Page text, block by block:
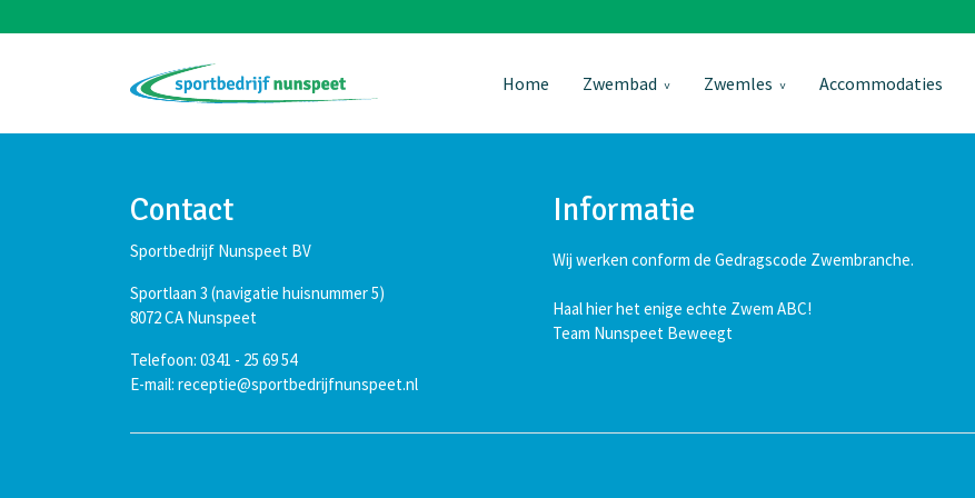
Home Zwembad Zwemles Accommodaties
Contact
Sportbedrijf Nunspeet BV
Sportlaan 3 (navigatie huisnummer 5)
8072 CA Nunspeet
Telefoon: 0341 - 25 69 54
E-mail: receptie@sportbedrijfnunspeet.nl
Informatie
Wij werken conform de Gedragscode Zwembranche.
Haal hier het enige echte Zwem ABC!
Team Nunspeet Beweegt